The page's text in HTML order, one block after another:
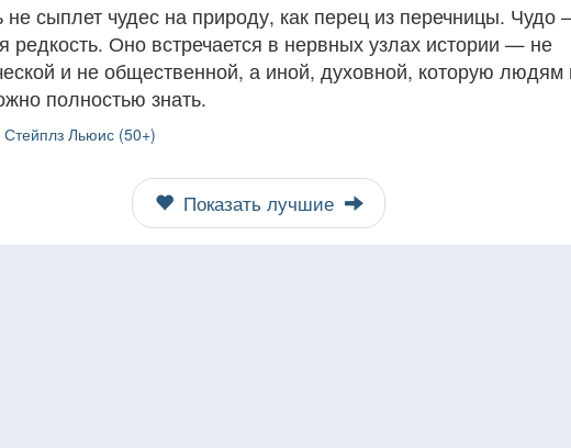
не сыплет чудес на природу, как перец из перечницы. Чудо
редкость. Оно встречается в нервных узлах истории — не
и не общественной, а иной, духовной, которую людям
полностью знать.
Стейплз Льюис (50+)
Показать лучшие